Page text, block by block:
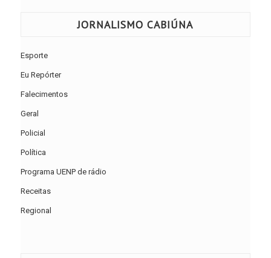
JORNALISMO CABIÚNA
Esporte
Eu Repórter
Falecimentos
Geral
Policial
Política
Programa UENP de rádio
Receitas
Regional